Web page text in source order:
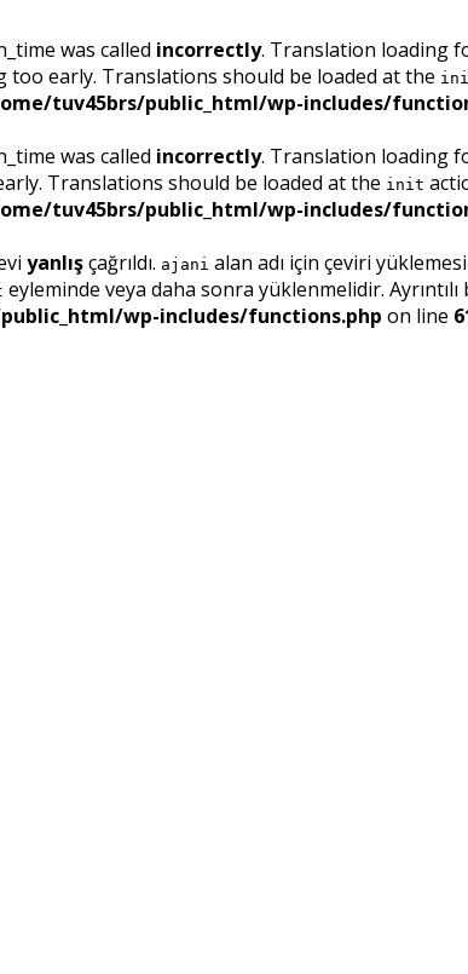
was called incorrectly. Translation loading
early. Translations should be loaded at the
tuv45brs/public_html/wp-includes/
was called incorrectly. Translation loading
Translations should be loaded at the init
tuv45brs/public_html/wp-includes/
yanlışçağrıldı. ajani alan adı için çeviri
eyleminde veya daha sonra yüklenmelidir.
wp-includes/functions.php on line